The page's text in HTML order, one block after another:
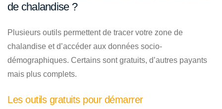
de chalandise ?
Plusieurs outils permettent de tracer votre zone de
chalandise et d’accéder aux données socio-
démographiques. Certains sont gratuits, d’autres payants
mais plus complets.
Les outils gratuits pour démarrer